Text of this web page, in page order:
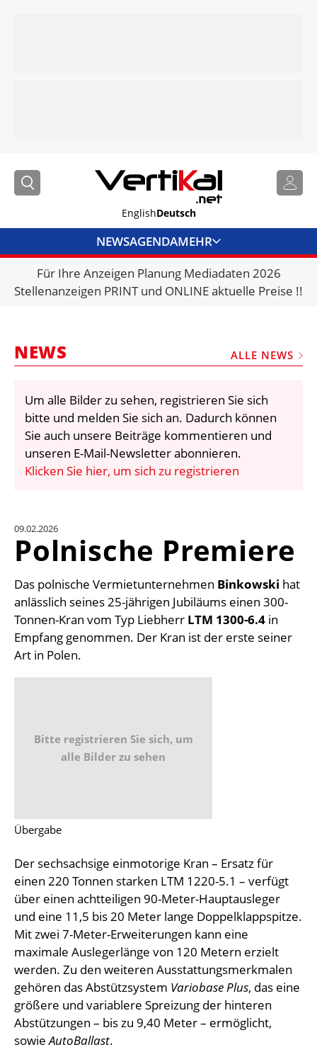
EnglishDeutsch
NEWSAGENDAMEHR
BRANCHENLINKS
VERMIETER
VIDEOS
BIBLIOTHEK
KRAN & BÜHNE
EINHEITENKONVERTER
KONTAKT
Für Ihre Anzeigen Planung Mediadaten 2026
Stellenanzeigen PRINT und ONLINE aktuelle Preise !!
NEWS ALLE NEWS
Um alle Bilder zu sehen, registrieren Sie sich
bitte und melden Sie sich an. Dadurch können
Sie auch unsere Beiträge kommentieren und
unseren E-Mail-Newsletter abonnieren.
Klicken Sie hier, um sich zu registrieren
09.02.2026
Polnische Premiere
Das polnische Vermietunternehmen Binkowski hat
anlässlich seines 25-jährigen Jubiläums einen 300-
Tonnen-Kran vom Typ Liebherr LTM 1300-6.4 in
Empfang genommen. Der Kran ist der erste seiner
Art in Polen.
Bitte registrieren Sie sich, um
alle Bilder zu sehen
Übergabe
Der sechsachsige einmotorige Kran – Ersatz für
einen 220 Tonnen starken LTM 1220-5.1 – verfügt
über einen achtteiligen 90-Meter-Hauptausleger
und eine 11,5 bis 20 Meter lange Doppelklappspitze.
Mit zwei 7-Meter-Erweiterungen kann eine
maximale Auslegerlänge von 120 Metern erzielt
werden. Zu den weiteren Ausstattungsmerkmalen
gehören das Abstützsystem Variobase Plus, das eine
größere und variablere Spreizung der hinteren
Abstützungen – bis zu 9,40 Meter – ermöglicht,
sowieAutoBallast.